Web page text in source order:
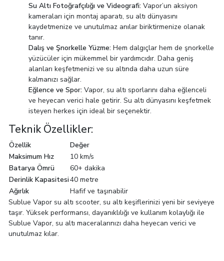
Su Altı Fotoğrafçılığı ve Videografi:Vapor’un aksiyon
kameraları için montaj aparatı, su altı dünyasını
kaydetmenize ve unutulmaz anılar biriktirmenize olanak
tanır.
Dalış ve Şnorkelle Yüzme:Hem dalgıçlar hem de şnorkelle
yüzücüler için mükemmel bir yardımcıdır. Daha geniş
alanları keşfetmenizi ve su altında daha uzun süre
kalmanızı sağlar.
Eğlence ve Spor:Vapor, su altı sporlarını daha eğlenceli
ve heyecan verici hale getirir. Su altı dünyasını keşfetmek
isteyen herkes için ideal bir seçenektir.
Teknik Özellikler:
Özellik
Değer
Maksimum Hız
10 km/s
Batarya Ömrü
60+ dakika
Derinlik Kapasitesi40 metre
Ağırlık
Hafif ve taşınabilir
Sublue Vapor su altı scooter, su altı keşiflerinizi yeni bir seviyeye
taşır. Yüksek performansı, dayanıklılığı ve kullanım kolaylığı ile
Sublue Vapor, su altı maceralarınızı daha heyecan verici ve
unutulmaz kılar.